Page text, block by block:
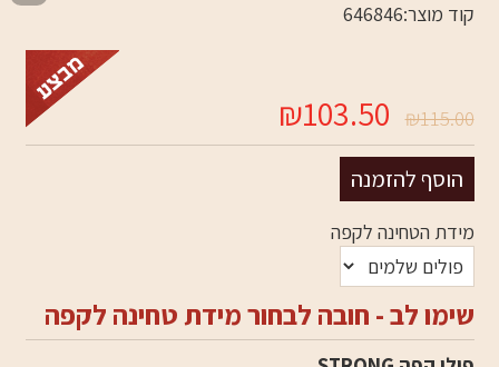
קוד מוצר:646846
₪115.00
₪103.50
מידת הטחינה לקפה
שימו לב - חובה לבחור מידת טחינה לקפה